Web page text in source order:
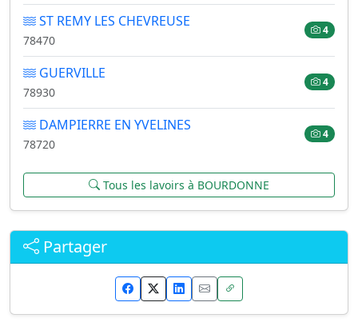
ST REMY LES CHEVREUSE
78470
4
GUERVILLE
78930
4
DAMPIERRE EN YVELINES
78720
4
Tous les lavoirs à BOURDONNE
Partager